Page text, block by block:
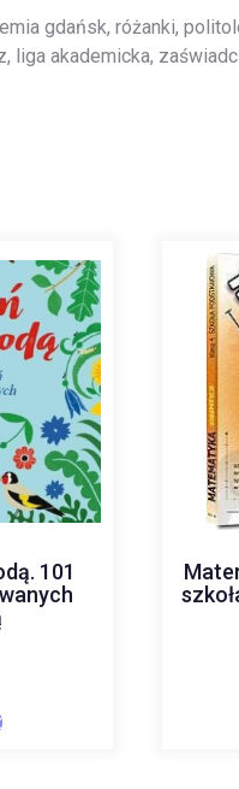
gdańsk, różanki,
liga akademicka,
101